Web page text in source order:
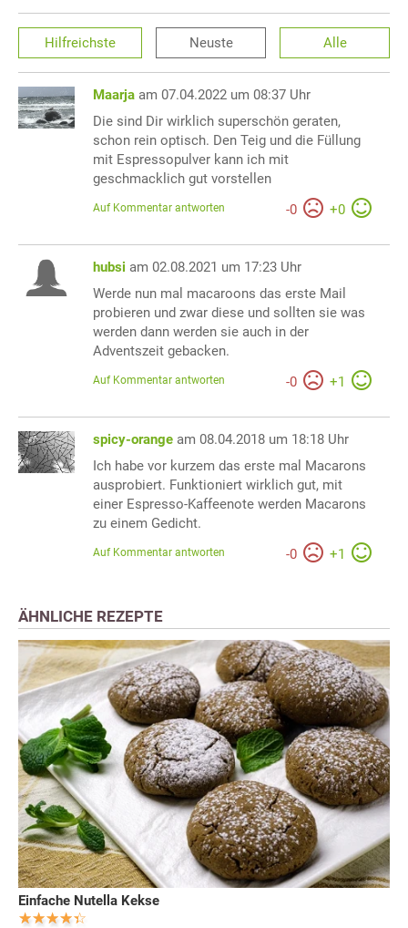
Hilfreichste Neuste Alle
Maarja am 07.04.2022 um 08:37 Uhr
Die sind Dir wirklich superschön geraten,
schon rein optisch. Den Teig und die Füllung
mit Espressopulver kann ich mit
geschmacklich gut vorstellen
-0 +0
Auf Kommentar antworten
hubsi am 02.08.2021 um 17:23 Uhr
Werde nun mal macaroons das erste Mail
probieren und zwar diese und sollten sie was
werden dann werden sie auch in der
Adventszeit gebacken.
-0 +1
Auf Kommentar antworten
spicy-orange am 08.04.2018 um 18:18 Uhr
Ich habe vor kurzem das erste mal Macarons
ausprobiert. Funktioniert wirklich gut, mit
einer Espresso-Kaffeenote werden Macarons
zu einem Gedicht.
-0 +1
Auf Kommentar antworten
ÄHNLICHE REZEPTE
Einfache Nutella Kekse